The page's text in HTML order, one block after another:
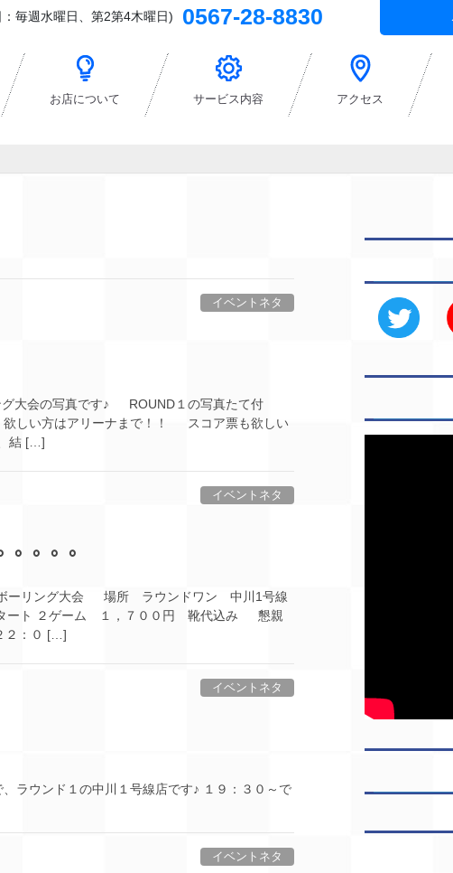
毎週水曜日、第2第4木曜日) 0567-28-8830
お店について サービス内容 アクセス
イベントネタ
大会の写真です♪ ROUND１の写真たて付
い方はアリーナまで！！ スコア票も欲しい
結 […]
イベントネタ
。。。。
ーリング大会 場所 ラウンドワン 中川1号線
ート ２ゲーム １，７００円 靴代込み 懇親
：０ […]
イベントネタ
ウンド１の中川１号線店です♪ １９：３０～で
イベントネタ